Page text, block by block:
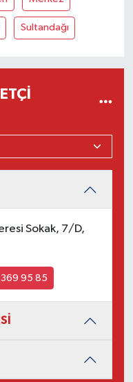
Sultandağı
Sokak, 7/D,
369 95 85